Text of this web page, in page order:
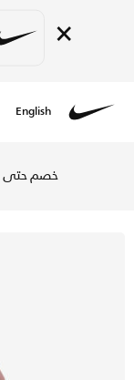
×
English
خصم حتى %50 على تصاميم